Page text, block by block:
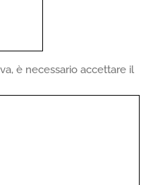
è necessario accettare il